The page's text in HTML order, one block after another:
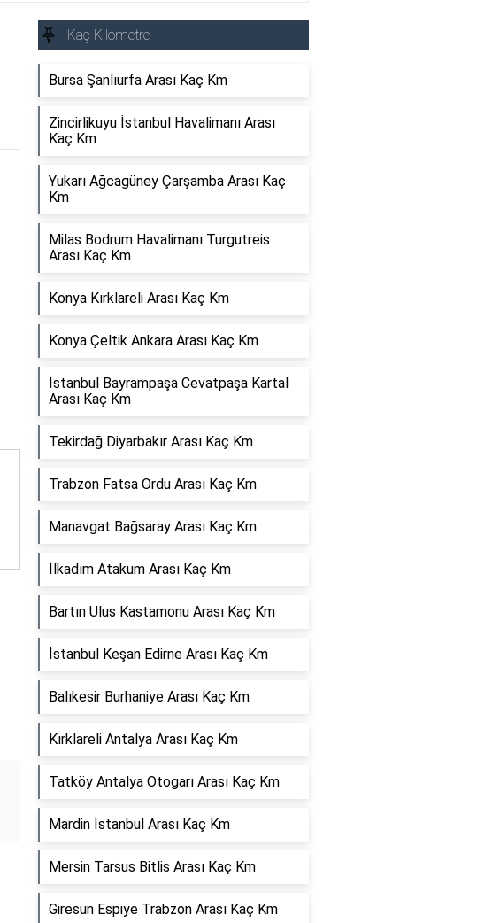
Kaç Kilometre
Bursa Şanlıurfa Arası Kaç Km
Zincirlikuyu İstanbul Havalimanı Arası
Kaç Km
Yukarı Ağcagüney Çarşamba Arası Kaç
Km
Milas Bodrum Havalimanı Turgutreis
Arası Kaç Km
Konya Kırklareli Arası Kaç Km
Konya Çeltik Ankara Arası Kaç Km
İstanbul Bayrampaşa Cevatpaşa Kartal
Arası Kaç Km
Tekirdağ Diyarbakır Arası Kaç Km
Trabzon Fatsa Ordu Arası Kaç Km
Manavgat Bağsaray Arası Kaç Km
İlkadım Atakum Arası Kaç Km
Bartın Ulus Kastamonu Arası Kaç Km
İstanbul Keşan Edirne Arası Kaç Km
Balıkesir Burhaniye Arası Kaç Km
Kırklareli Antalya Arası Kaç Km
Tatköy Antalya Otogarı Arası Kaç Km
Mardin İstanbul Arası Kaç Km
Mersin Tarsus Bitlis Arası Kaç Km
Giresun Espiye Trabzon Arası Kaç Km